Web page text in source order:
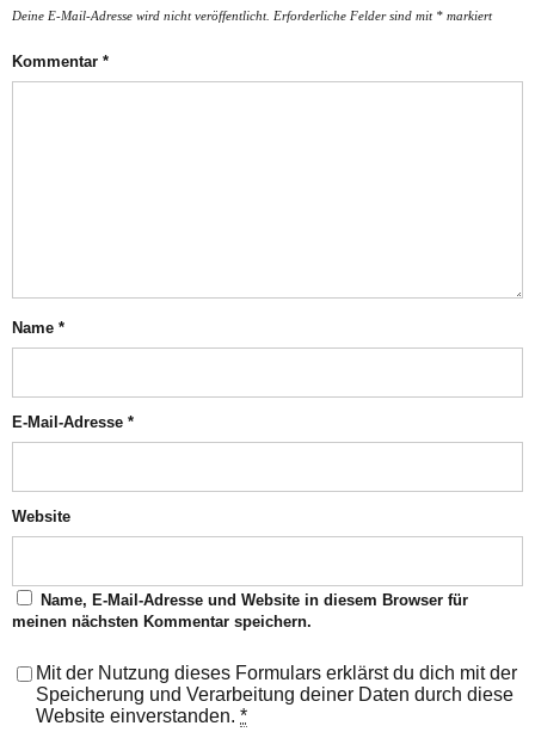
Deine E-Mail-Adresse wird nicht veröffentlicht. Erforderliche Felder sind mit * markiert
Kommentar *
Name *
E-Mail-Adresse *
Website
Name, E-Mail-Adresse und Website in diesem Browser für
meinen nächsten Kommentar speichern.
Mit der Nutzung dieses Formulars erklärst du dich mit der
Speicherung und Verarbeitung deiner Daten durch diese
Website einverstanden. *